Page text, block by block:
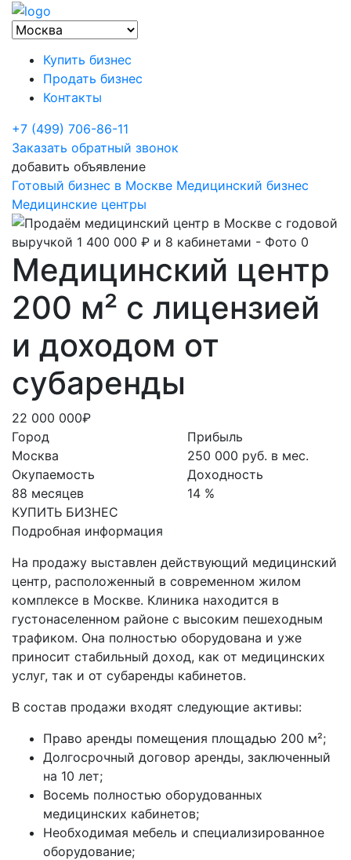
Купить бизнес
Продать бизнес
Контакты
+7 (499) 706-86-11
Заказать обратный звонок
добавить объявление
Готовый бизнес в Москве Медицинский бизнес
Медицинские центры
Медицинский центр
200 м² с лицензией
и доходом от
субаренды
22 000 000₽
Город
Москва
Окупаемость
88 месяцев
КУПИТЬ БИЗНЕС
Прибыль
250 000 руб. в мес.
Доходность
14 %
Подробная информация
На продажу выставлен действующий медицинский
центр, расположенный в современном жилом
комплексе в Москве. Клиника находится в
густонаселенном районе с высоким пешеходным
трафиком. Она полностью оборудована и уже
приносит стабильный доход, как от медицинских
услуг, так и от субаренды кабинетов.
В состав продажи входят следующие активы:
Право аренды помещения площадью 200 м²;
Долгосрочный договор аренды, заключенный
на 10 лет;
Восемь полностью оборудованных
медицинских кабинетов;
Необходимая мебель и специализированное
оборудование;